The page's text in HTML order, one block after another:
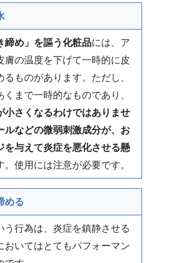
締め」を謳う化粧品には、ア
膚の温度を下げて一時的に皮
るものがあります。ただし、
くまで一時的なものであり、
小さくなるわけではありませ
ルなどの微弱刺激成分が、お
を与えて炎症を悪化させる懸
。使用には注意が必要です。
める
行為は、炎症を鎮静させる
おいてはとてもパフォーマン